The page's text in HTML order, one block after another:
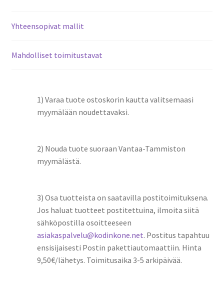
Yhteensopivat mallit
Mahdolliset toimitustavat
1) Varaa tuote ostoskorin kautta valitsemaasi
myymälään noudettavaksi.
2) Nouda tuote suoraan Vantaa-Tammiston
myymälästä.
3) Osa tuotteista on saatavilla postitoimituksena.
Jos haluat tuotteet postitettuina, ilmoita siitä
sähköpostilla osoitteeseen
asiakaspalvelu@kodinkone.net. Postitus tapahtuu
ensisijaisesti Postin pakettiautomaattiin. Hinta
9,50€/lähetys. Toimitusaika 3-5 arkipäivää.